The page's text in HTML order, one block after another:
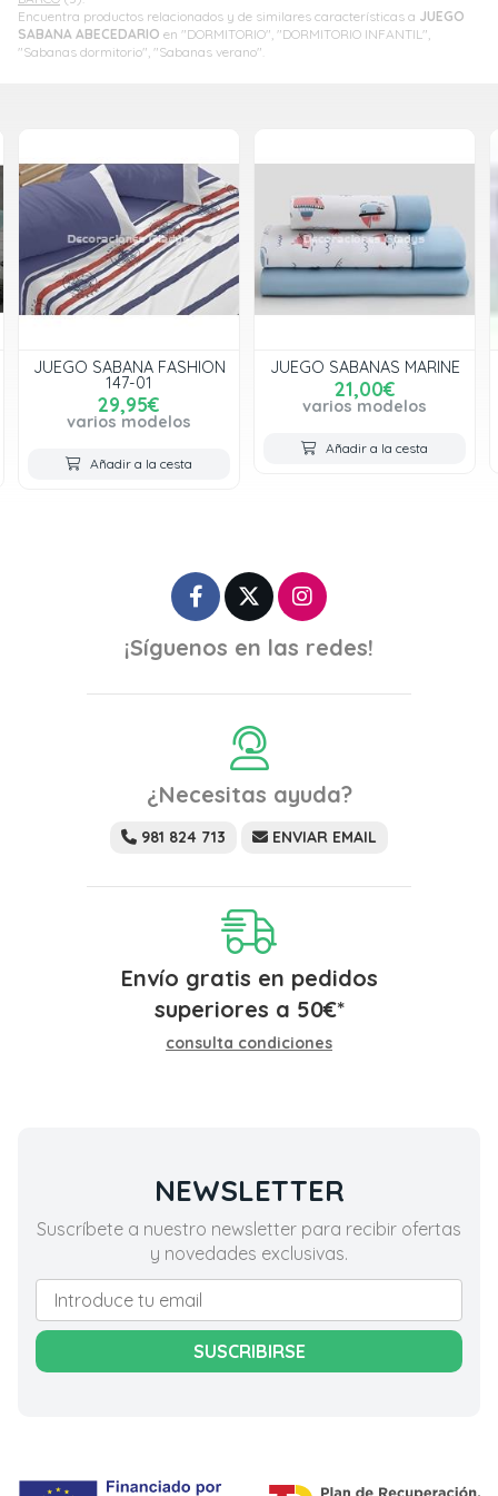
Encuentra productos relacionados y de similares características a JUEGO
SABANA ABECEDARIO en "DORMITORIO", "DORMITORIO INFANTIL",
"Sabanas dormitorio", "Sabanas verano".
JUEGO SABANA FASHION
147-01
29,95€
varios modelos
Añadir a la cesta
JUEGO SABANAS MARINE
21,00€
varios modelos
Añadir a la cesta
¡Síguenos en las redes!
¿Necesitas ayuda?
981 824 713 ENVIAR EMAIL
Envío gratis en pedidos
superiores a 50€*
consulta condiciones
NEWSLETTER
Suscríbete a nuestro newsletter para recibir ofertas
y novedades exclusivas.
SUSCRIBIRSE